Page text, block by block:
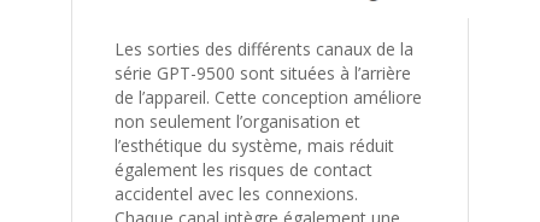
Les sorties des différents canaux de la
série GPT-9500 sont situées à l’arrière
de l’appareil. Cette conception améliore
non seulement l’organisation et
l’esthétique du système, mais réduit
également les risques de contact
accidentel avec les connexions.